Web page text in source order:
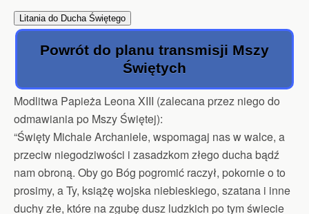
Litania do Ducha Świętego
Powrót do planu transmisji Mszy
Świętych
Modlitwa Papieża Leona XIII (zalecana przez niego do
odmawiania po Mszy Świętej):
“Święty Michale Archaniele, wspomagaj nas w walce, a
przeciw niegodziwości i zasadzkom złego ducha bądź
nam obroną. Oby go Bóg pogromić raczył, pokornie o to
prosimy, a Ty, książę wojska niebieskiego, szatana i inne
duchy złe, które na zgubę dusz ludzkich po tym świecie